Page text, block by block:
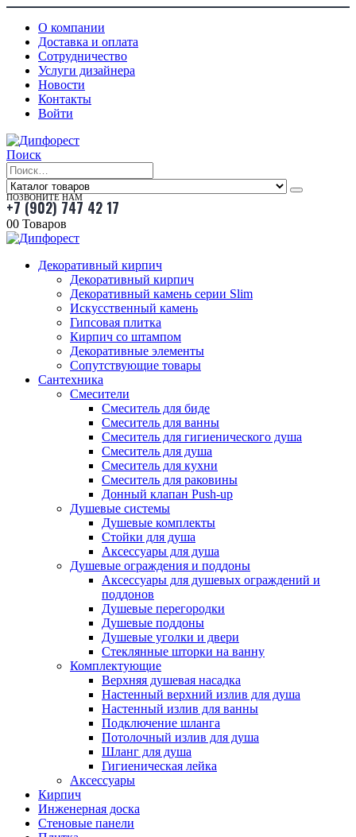
О компании
Доставка и оплата
Сотрудничество
Услуги дизайнера
Новости
Контакты
Войти
Поиск
ПОЗВОНИТЕ НАМ
+7 (902) 747 42 17
00 Товаров
Декоративный кирпич
Декоративный кирпич
Декоративный камень серии Slim
Искусственный камень
Гипсовая плитка
Кирпич со штампом
Декоративные элементы
Сопутствующие товары
Сантехника
Смесители
Смеситель для биде
Смеситель для ванны
Смеситель для гигиенического душа
Смеситель для душа
Смеситель для кухни
Смеситель для раковины
Донный клапан Push-up
Душевые системы
Душевые комплекты
Стойки для душа
Аксессуары для душа
Душевые ограждения и поддоны
Аксессуары для душевых ограждений и
поддонов
Душевые перегородки
Душевые поддоны
Душевые уголки и двери
Стеклянные шторки на ванну
Комплектующие
Верхняя душевая насадка
Настенный верхний излив для душа
Настенный излив для ванны
Подключение шланга
Потолочный излив для душа
Шланг для душа
Гигиеническая лейка
Аксессуары
Кирпич
Инженерная доска
Стеновые панели